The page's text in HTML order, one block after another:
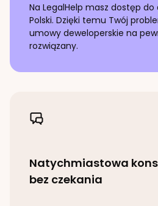
Na LegalHelp masz dostęp do
Polski. Dzięki temu Twój
umowy deweloperskie na
rozwiązany.
Natychmiastowa
bez czekania